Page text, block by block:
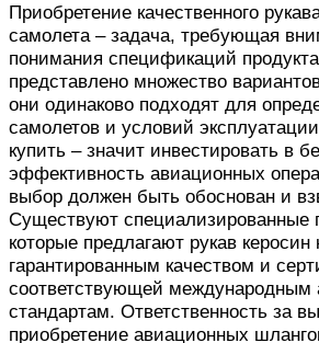
Приобретение качественного
самолета – задача, требующая
понимания спецификаций
представлено множество
они одинаково подходят для
самолетов и условий
купить – значит инвестировать в
эффективность авиационных
выбор должен быть обоснован и
Существуют специализированные
которые предлагают рукав керосин
гарантированным качеством и
соответствующей международным
стандартам. Ответственность за
приобретение авиационных